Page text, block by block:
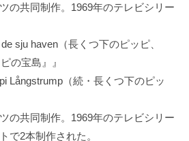
の共同制作。1969年のテレビシリー
sju haven（長くつ下のピッピ、
の宝島』』
Långstrump（続・長くつ下のピッ
の共同制作。1969年のテレビシリー
で2本制作された。